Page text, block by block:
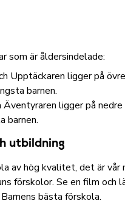
som är åldersindelade:
Upptäckaren ligger på
barnen.
ligger på nedre
barnen.
utbildning
av hög kvalitet, det är vår
förskolor. Se en film och
bästa förskola.